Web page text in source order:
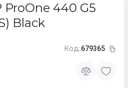
440 G5
Black
Код: 679365